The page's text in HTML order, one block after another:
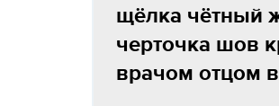
щёлка чётный
черточка шов
врачом отцом